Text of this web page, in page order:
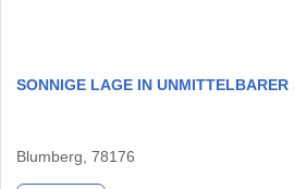
SONNIGE LAGE IN UNMITTELBARER
Blumberg, 78176